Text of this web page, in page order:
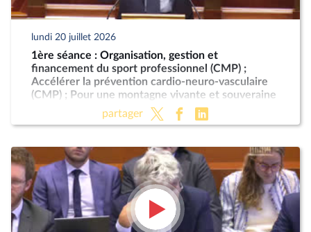
lundi 20 juillet 2026
1ère séance : Organisation, gestion et
financement du sport professionnel (CMP) ;
Accélérer la prévention cardio-neuro-vasculaire
(CMP) ; Pour une montagne vivante et souveraine
partager